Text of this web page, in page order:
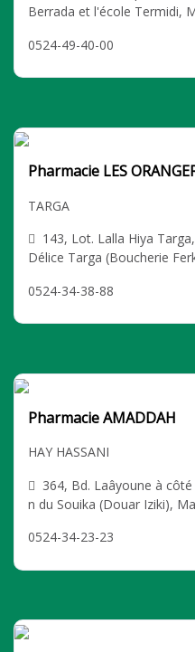
Berrada et l'école Termidi,
0524-49-40-00
Pharmacie LES
TARGA
143, Lot. Lalla Hiya
Délice Targa (Boucherie
0524-34-38-88
Pharmacie AMADDAH
HAY HASSANI
364, Bd. Laâyoune à
n du Souika (Douar Iziki),
0524-34-23-23